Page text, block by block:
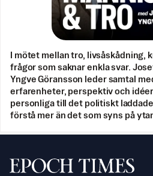
I mötet mellan tro, livsåskådning,
frågor som saknar enkla svar.
Yngve Göransson leder samtal
erfarenheter, perspektiv och
personliga till det politiskt
förstå mer än det som syns på
Svenska Epoch Times